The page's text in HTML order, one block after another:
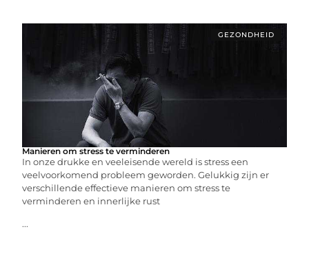
GEZONDHEID
Manieren om stress te verminderen
In onze drukke en veeleisende wereld is stress een
veelvoorkomend probleem geworden. Gelukkig zijn er
verschillende effectieve manieren om stress te
verminderen en innerlijke rust
...